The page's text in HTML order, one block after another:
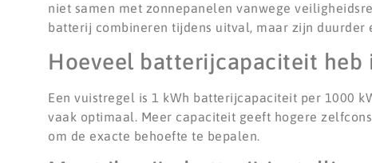
niet samen met zonnepanelen vanwege
batterij combineren tijdens uitval, maar zijn duurder
Hoeveel batterijcapaciteit
Een vuistregel is 1 kWh batterijcapaciteit per 1000
vaak optimaal. Meer capaciteit geeft hogere
om de exacte behoefte te bepalen.